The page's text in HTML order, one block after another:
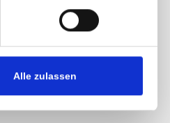
Alle zulassen